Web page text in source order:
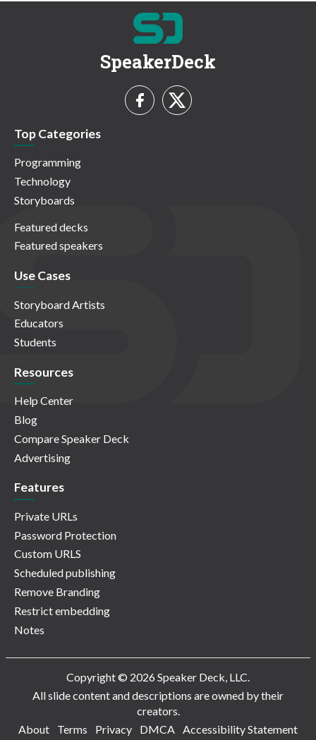
SpeakerDeck
Top Categories
Programming
Technology
Storyboards
Featured decks
Featured speakers
Use Cases
Storyboard Artists
Educators
Students
Resources
Help Center
Blog
Compare Speaker Deck
Advertising
Features
Private URLs
Password Protection
Custom URLS
Scheduled publishing
Remove Branding
Restrict embedding
Notes
Copyright © 2026 Speaker Deck, LLC.
All slide content and descriptions are owned by their
creators.
About
Terms Privacy DMCA Accessibility Statement